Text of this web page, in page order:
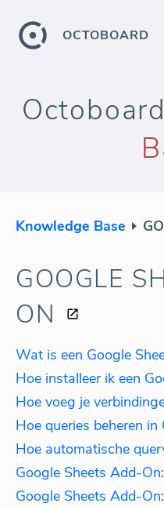
OCTOBOARD
Octoboard
Knowledge Base
GOOGLE
ON
Wat is een Google
Hoe installeer ik een
Hoe voeg je
Hoe automatische
Google Sheets Add-
Google Sheets Add-